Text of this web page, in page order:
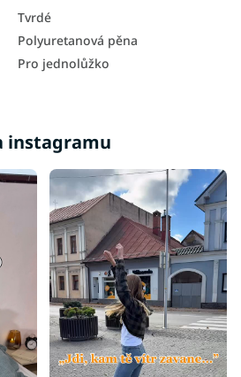
matrace 90x200
Tvrdé
Polyuretanová pěna
Pro jednolůžko
instagramu